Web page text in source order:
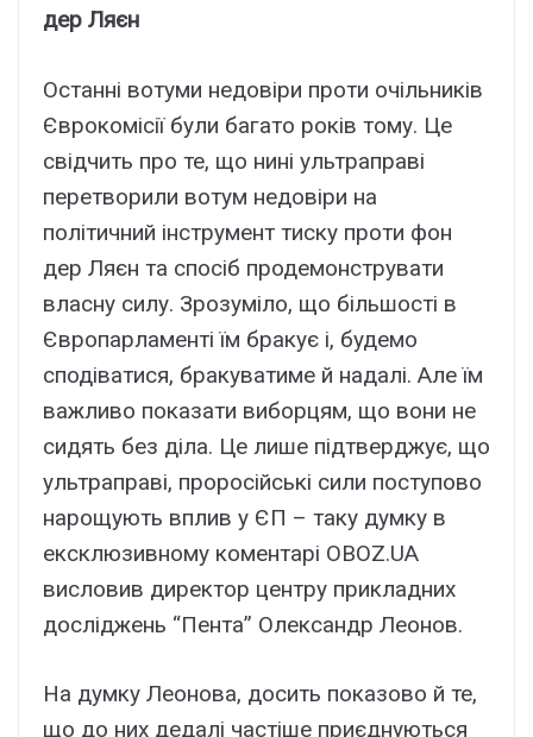
дер Ляєн
Останні вотуми недовіри проти очільників
Єврокомісії були багато років тому. Це
свідчить про те, що нині ультраправі
перетворили вотум недовіри на
політичний інструмент тиску проти фон
дер Ляєн та спосіб продемонструвати
власну силу. Зрозуміло, що більшості в
Європарламенті їм бракує і, будемо
сподіватися, бракуватиме й надалі. Але їм
важливо показати виборцям, що вони не
сидять без діла. Це лише підтверджує, що
ультраправі, проросійські сили поступово
нарощують вплив у ЄП – таку думку в
ексклюзивному коментарі OBOZ.UA
висловив директор центру прикладних
досліджень “Пента” Олександр Леонов.
На думку Леонова, досить показово й те,
що до них дедалі частіше приєднуються